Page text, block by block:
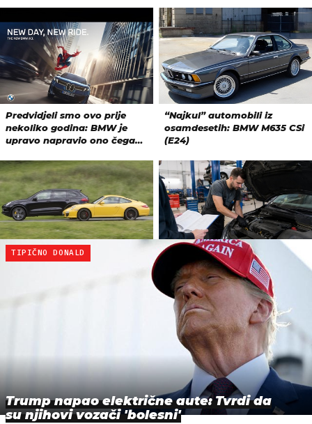
TIPIČNO DONALD
Trump napao električne aute: Tvrdi da
su njihovi vozači 'bolesni'